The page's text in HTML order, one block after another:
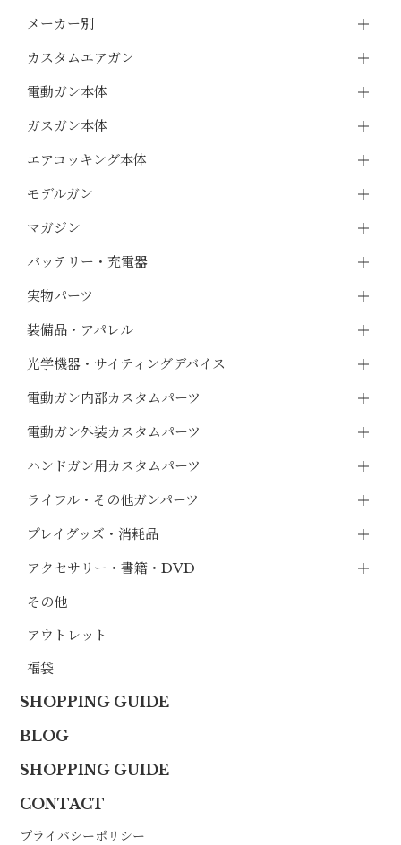
メーカー別
カスタムエアガン
電動ガン本体
ガスガン本体
エアコッキング本体
モデルガン
マガジン
バッテリー・充電器
実物パーツ
装備品・アパレル
光学機器・サイティングデバイス
電動ガン内部カスタムパーツ
電動ガン外装カスタムパーツ
ハンドガン用カスタムパーツ
ライフル・その他ガンパーツ
プレイグッズ・消耗品
アクセサリー・書籍・DVD
その他
アウトレット
福袋
SHOPPING GUIDE
BLOG
SHOPPING GUIDE
CONTACT
プライバシーポリシー